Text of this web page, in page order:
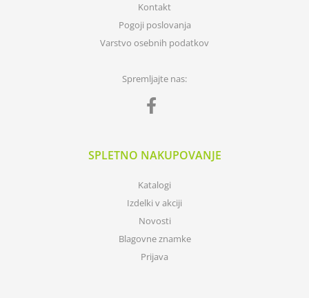
Kontakt
Pogoji poslovanja
Varstvo osebnih podatkov
Spremljajte nas:
SPLETNO NAKUPOVANJE
Katalogi
Izdelki v akciji
Novosti
Blagovne znamke
Prijava